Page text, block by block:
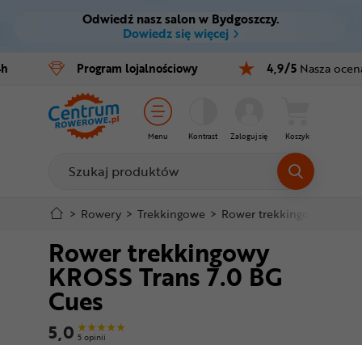
Ctrl M
Menu główne
Informacje o produkcie
Do koszyka
Szczegółowe informacje
Stopka
Odwiedź nasz salon w Bydgoszczy.
Dowiedz się więcej
Program lojalnościowy 4,9/5 Nasza
Menu Kontrast Zaloguj się Koszyk
Rowery
E-bike
Części
Akcesoria
Odzież
Kaski
Buty
Warsztat
> Rowery > Trekkingowe > Rower trekkingowy
Rower trekkingowy
KROSS Trans 7.0 BG
Cues
5,0 5 opinii